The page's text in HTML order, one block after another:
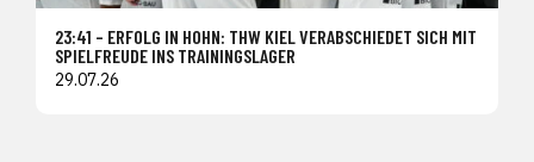
23:41 – ERFOLG IN HOHN: THW KIEL VERABSCHIEDET SICH MIT
SPIELFREUDE INS TRAININGSLAGER
29.07.26